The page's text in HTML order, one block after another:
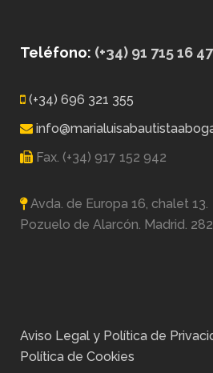
Teléfono: (+34) 91 715 16 47
(+34) 696 321 355
Fax. (+34) 917 152 942
Avda. de Europa 16, chalet 13.
Pozuelo de Alarcón. Madrid.
Aviso Legal y Política de
Política de Cookies